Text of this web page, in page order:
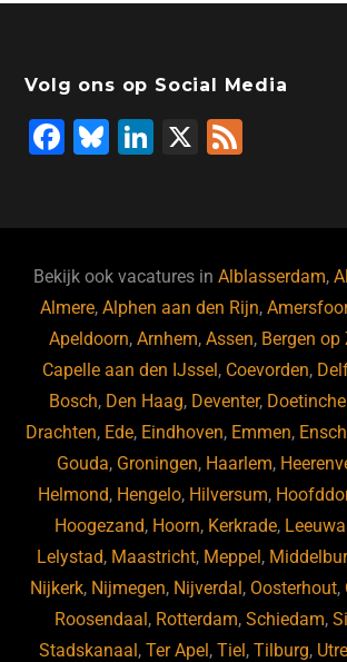
Volg ons op Social Media
F
b
o
o
k
Bl
ky
Li
dI
n
X
Bekijk ook vacatures inAlblasserdam,
Almere,Alphen aan den Rijn,
Apeldoorn,Arnhem,Assen, Bergen op
Capelle aan den IJssel , Coevorden,
Bosch, Den Haag, Deventer,
Drachten, Ede, Eindhoven, Emmen,
Gouda, Groningen, Haarlem,
Helmond, Hengelo, Hilversum,
Hoogezand, Hoorn, Kerkrade,
Lelystad, Maastricht, Meppel ,
Nijkerk, Nijmegen, Nijverdal , Oosterhout,
Roosendaal , Rotterdam, Schiedam,
Stadskanaal ,Ter Apel ,Tiel ,Tilburg,